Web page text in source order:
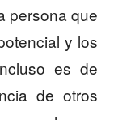
persona que
y los
es de
de otros